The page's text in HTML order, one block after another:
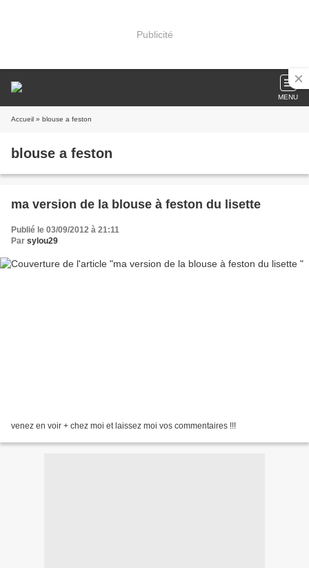
Publicité
MENU
Accueil » blouse a feston
blouse a feston
ma version de la blouse à feston du lisette
Publié le 03/09/2012 à 21:11
Par sylou29
venez en voir + chez moi et laissez moi vos commentaires !!!